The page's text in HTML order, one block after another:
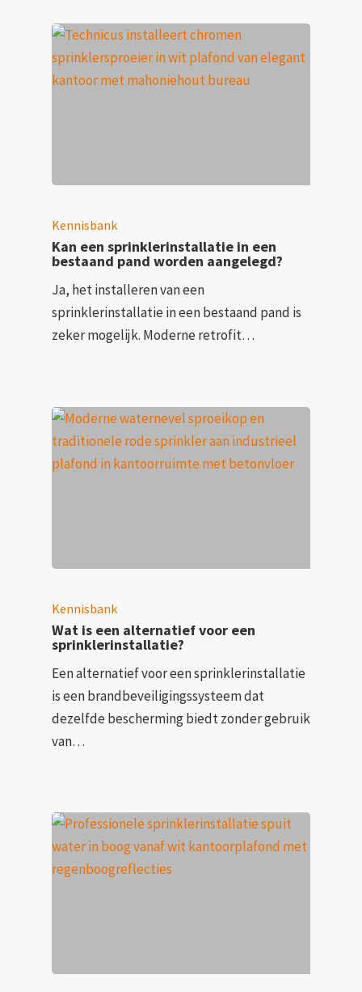
Kennisbank
Kan een sprinklerinstallatie in een
bestaand pand worden aangelegd?
Ja, het installeren van een
sprinklerinstallatie in een bestaand pand is
zeker mogelijk. Moderne retrofit…
Kennisbank
Wat is een alternatief voor een
sprinklerinstallatie?
Een alternatief voor een sprinklerinstallatie
is een brandbeveiligingssysteem dat
dezelfde bescherming biedt zonder gebruik
van…